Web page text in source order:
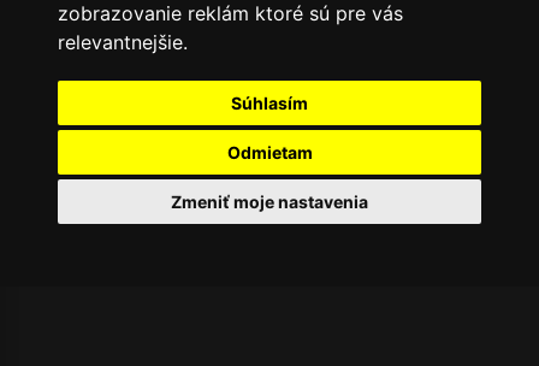
zobrazovanie reklám ktoré sú pre vás
relevantnejšie.
Súhlasím
Odmietam
Zmeniť moje nastavenia